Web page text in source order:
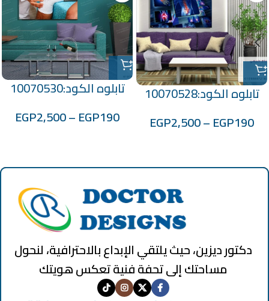
تابلوه الكود:10070528
EGP190
–
EGP2,500
تابلوه الكود:10070530
EGP190
–
EGP2,500
دكتور ديزين، حيث يلتقي الإبداع بالاحترافية، لنحول
مساحتك إلى تحفة فنية تعكس هويتك